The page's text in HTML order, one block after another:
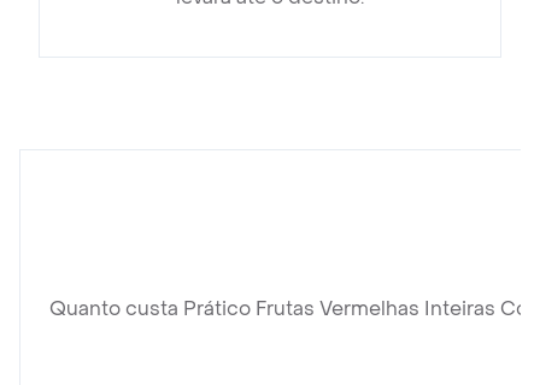
Quanto custa Prático Frutas Vermelhas Inteiras